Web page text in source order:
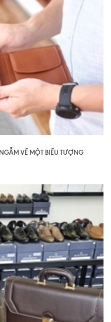
VỀ MỘT BIỂU TƯỢNG